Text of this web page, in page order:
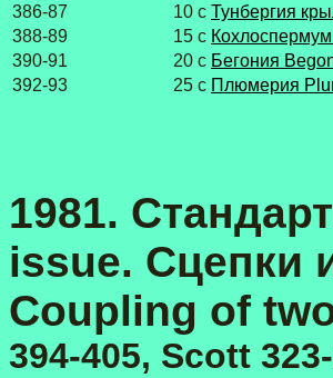
386-87
10 с Тунбергия
388-89
15 с
390-91
20 с Бегония
392-93
25 с Плюмерия
1981.
issue. Сцепки
Coupling of
394-405, Scott